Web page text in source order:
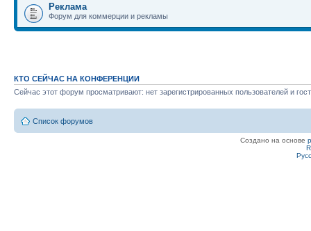
Реклама
Форум для коммерции и рекламы
КТО СЕЙЧАС НА КОНФЕРЕНЦИИ
Сейчас этот форум просматривают: нет зарегистрированных пользователей и
Список форумов
Создано на основе